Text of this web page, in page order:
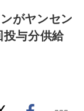
がヤンセン
与分供給